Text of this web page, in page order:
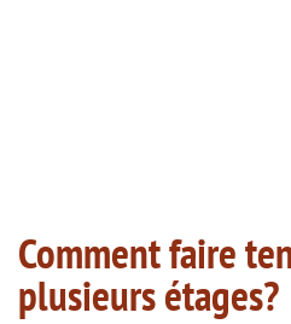
Comment faire
plusieurs étages?